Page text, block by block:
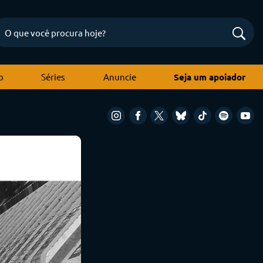
Séries Anuncie Seja um apoiador